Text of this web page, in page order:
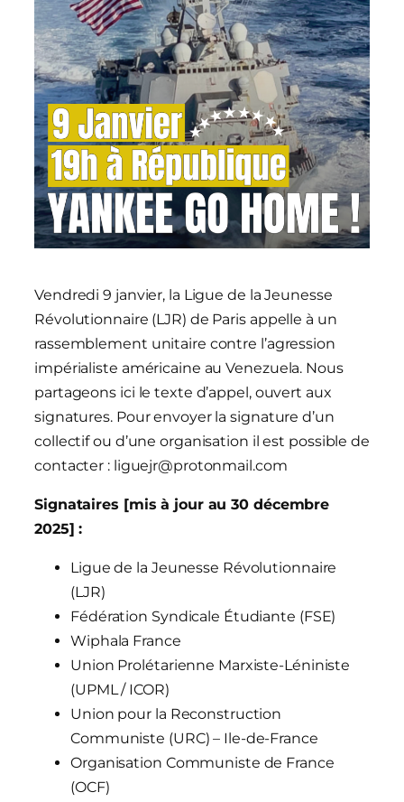
Vendredi 9 janvier, la Ligue de la Jeunesse
Révolutionnaire (LJR) de Paris appelle à un
rassemblement unitaire contre l’agression
impérialiste américaine au Venezuela. Nous
partageons ici le texte d’appel, ouvert aux
signatures. Pour envoyer la signature d’un
collectif ou d’une organisation il est possible de
contacter : liguejr@protonmail.com
Signataires [mis à jour au 30 décembre
2025] :
Ligue de la Jeunesse Révolutionnaire
(LJR)
Fédération Syndicale Étudiante (FSE)
Wiphala France
Union Prolétarienne Marxiste-Léniniste
(UPML / ICOR)
Union pour la Reconstruction
Communiste (URC) – Ile-de-France
Organisation Communiste de France
(OCF)